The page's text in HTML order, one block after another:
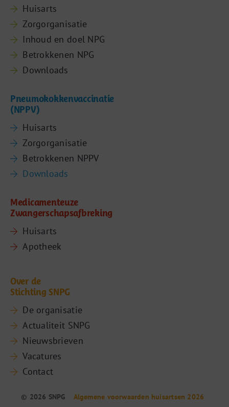
Huisarts
Zorgorganisatie
Inhoud en doel NPG
Betrokkenen NPG
Downloads
Pneumokokkenvaccinatie
(NPPV)
Huisarts
Zorgorganisatie
Betrokkenen NPPV
Downloads
Medicamenteuze
Zwangerschapsafbreking
Huisarts
Apotheek
Over de
Stichting SNPG
De organisatie
Actualiteit SNPG
Nieuwsbrieven
Vacatures
Contact
© 2026 SNPG
Algemene voorwaarden huisartsen 2026